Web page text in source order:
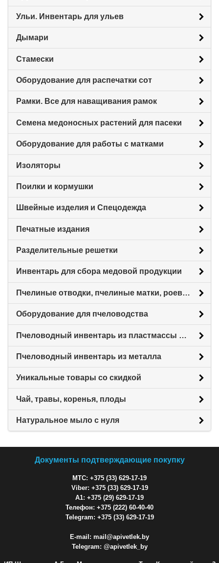
Ульи. Инвентарь для ульев
Дымари
Стамески
Оборудование для распечатки сот
Рамки. Все для наващивания рамок
Семена медоносных растений для пасеки
Оборудование для работы с матками
Изоляторы
Поилки и кормушки
Швейные изделия и Спецодежда
Печатные издания
Разделительные решетки
Инвентарь для сбора медовой продукции
Пчелиные отводки, пчелиные матки, роевни
Оборудование для пчеловодства
Пчеловодный инвентарь из пластмассы для пасеки
Пчеловодный инвентарь из металла
Уникальные товары со скидкой
Чай, травы, коренья, плоды
Натуральное мыло с нуля
Документы подтверждающие покупку
МТС: +375 (33) 629-17-19
Viber: +375 (33) 629-17-19
A1: +375 (29) 629-17-19
Телефон: +375 (222) 60-40-40
Telegram: +375 (33) 629-17-19
E-mail: mail@apivetlek.by
Telegram: @apivetlek_by